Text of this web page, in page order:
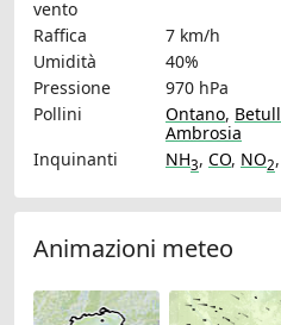
vento
Raffica
7 km/h
Umidità
40%
Pressione
970 hPa
Pollini
Ontano,
Ambrosia
Inquinanti
NH3, CO, NO2,
Animazioni meteo